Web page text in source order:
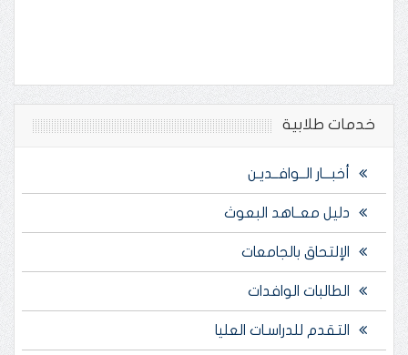
خدمات طلابية
أخبـــار الــوافــديـن
دليل معــاهد البعوث
الإلتحاق بالجامعات
الطالبات الوافدات
التقدم للدراسـات العليا